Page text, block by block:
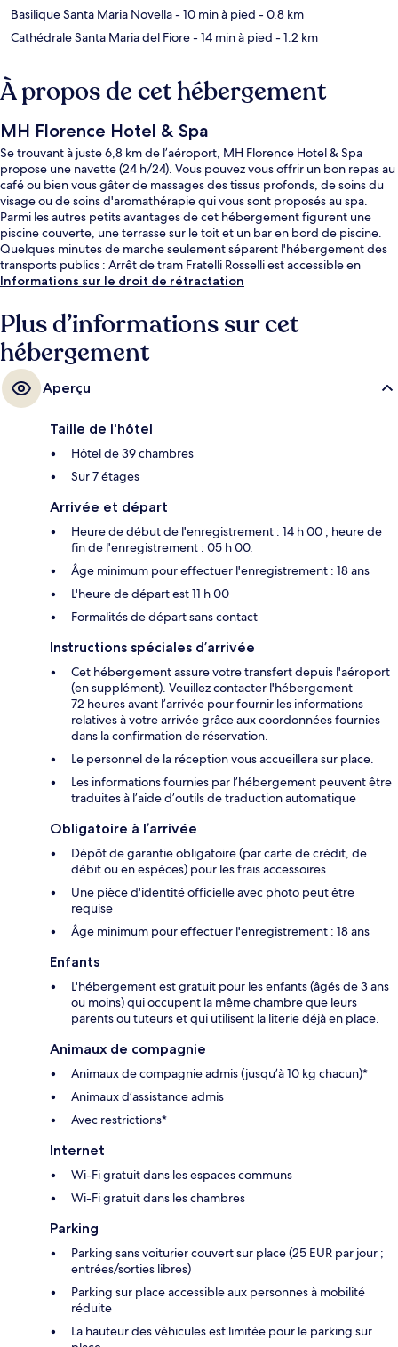
Basilique Santa Maria Novella- 10 min à pied - 0.8 km
Cathédrale Santa Maria del Fiore- 14 min à pied - 1.2 km
À propos de cet hébergement
MH Florence Hotel & Spa
Se trouvant à juste 6,8 km de l’aéroport, MH Florence Hotel & Spa
propose une navette (24 h/24). Vous pouvez vous offrir un bon repas au
café ou bien vous gâter de massages des tissus profonds, de soins du
visage ou de soins d'aromathérapie qui vous sont proposés au spa.
Parmi les autres petits avantages de cet hébergement figurent une
piscine couverte, une terrasse sur le toit et un bar en bord de piscine.
Quelques minutes de marche seulement séparent l'hébergement des
transports publics : Arrêt de tram Fratelli Rosselli est accessible en
quelques foulées et Arrêt de tram Alamanni - Stazione Santa Maria
Informations sur le droit de rétractation
Plus d’informations sur cet
hébergement
Aperçu
Taille de l'hôtel
Hôtel de 39 chambres
Sur 7 étages
Arrivée et départ
Heure de début de l'enregistrement : 14 h 00 ; heure de
fin de l'enregistrement : 05 h 00.
Âge minimum pour effectuer l'enregistrement : 18 ans
L'heure de départ est 11 h 00
Formalités de départ sans contact
Instructions spéciales d’arrivée
Cet hébergement assure votre transfert depuis l'aéroport
(en supplément). Veuillez contacter l'hébergement
72 heures avant l’arrivée pour fournir les informations
relatives à votre arrivée grâce aux coordonnées fournies
dans la confirmation de réservation.
Le personnel de la réception vous accueillera sur place.
Les informations fournies par l’hébergement peuvent être
traduites à l’aide d’outils de traduction automatique
Obligatoire à l’arrivée
Dépôt de garantie obligatoire (par carte de crédit, de
débit ou en espèces) pour les frais accessoires
Une pièce d'identité officielle avec photo peut être
requise
Âge minimum pour effectuer l'enregistrement : 18 ans
Enfants
L'hébergement est gratuit pour les enfants (âgés de 3 ans
ou moins) qui occupent la même chambre que leurs
parents ou tuteurs et qui utilisent la literie déjà en place.
Animaux de compagnie
Animaux de compagnie admis (jusqu’à 10 kg chacun)*
Animaux d’assistance admis
Avec restrictions*
Internet
Wi-Fi gratuit dans les espaces communs
Wi-Fi gratuit dans les chambres
Parking
Parking sans voiturier couvert sur place (25 EUR par jour ;
entrées/sorties libres)
Parking sur place accessible aux personnes à mobilité
réduite
La hauteur des véhicules est limitée pour le parking sur